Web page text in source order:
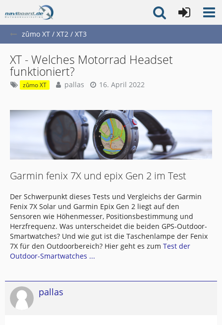
zûmo XT / XT2 / XT3
XT - Welches Motorrad Headset
funktioniert?
zûmo XT pallas 16. April 2022
Garmin fenix 7X und epix Gen 2 im Test
Der Schwerpunkt dieses Tests und Vergleichs der Garmin
Fenix 7X Solar und Garmin Epix Gen 2 liegt auf den
Sensoren wie Höhenmesser, Positionsbestimmung und
Herzfrequenz. Was unterscheidet die beiden GPS-Outdoor-
Smartwatches? Und wie gut ist die Taschenlampe der Fenix
7X für den Outdoorbereich? Hier geht es zum Test der
Outdoor-Smartwatches ...
pallas